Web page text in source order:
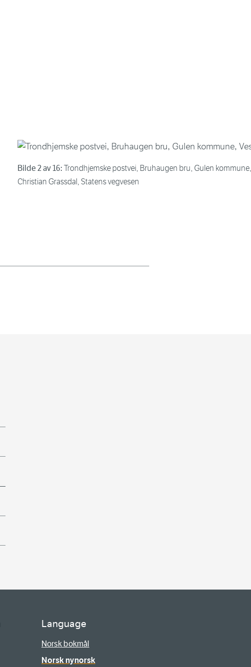
Bilde 2 av 16: Trondhjemske postvei, Bruhaugen bru, Gulen
Christian Grassdal, Statens vegvesen
Language
Norsk bokmål
Norsk nynorsk